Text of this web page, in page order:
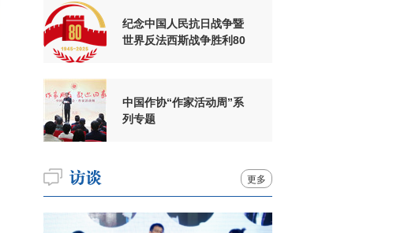
纪念中国人民抗日战争暨
世界反法西斯战争胜利80
中国作协“作家活动周”系
列专题
更多